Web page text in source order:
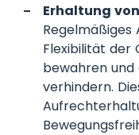
Erhaltung
Flexibilität der
bewahren
verhindern.